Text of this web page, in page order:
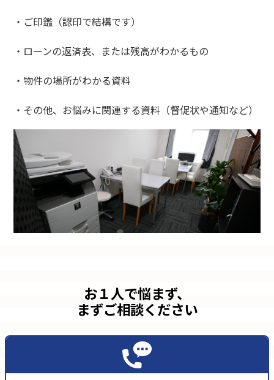
・ご印鑑（認印で結構です）
・ローンの返済表、または残高がわかるもの
・物件の場所がわかる資料
・その他、お悩みに関連する資料（督促状や通知など）
お１人で悩まず、
まずご相談ください